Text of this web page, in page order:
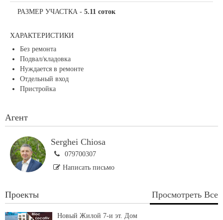
РАЗМЕР УЧАСТКА - 5.11 соток
ХАРАКТЕРИСТИКИ
Без ремонта
Подвал/кладовка
Нуждается в ремонте
Отдельный вход
Пристройка
Агент
Serghei Chiosa
079700307
Написать письмо
Проекты Просмотреть Все
Новый Жилой 7-и эт. Дом